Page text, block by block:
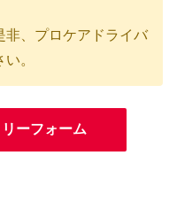
非、プロケアドライバ
。
ーフォーム